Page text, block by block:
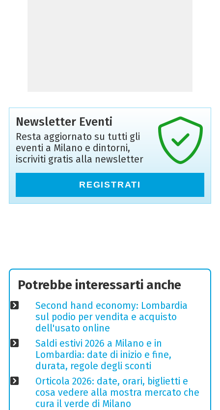
Newsletter Eventi
Resta aggiornato su tutti gli
eventi a Milano e dintorni,
iscriviti gratis alla newsletter
REGISTRATI
Potrebbe interessarti anche
Second hand economy: Lombardia
sul podio per vendita e acquisto
dell'usato online
Saldi estivi 2026 a Milano e in
Lombardia: date di inizio e fine,
durata, regole degli sconti
Orticola 2026: date, orari, biglietti e
cosa vedere alla mostra mercato che
cura il verde di Milano